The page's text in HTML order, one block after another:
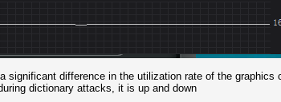
significant difference in the utilization rate of the
dictionary attacks, it is up and down